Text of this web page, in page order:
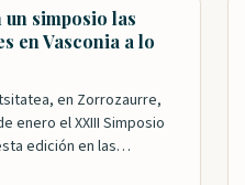
un simposio las
en Vasconia a lo
en Zorrozaurre,
enero el XXIII Simposio
edición en las